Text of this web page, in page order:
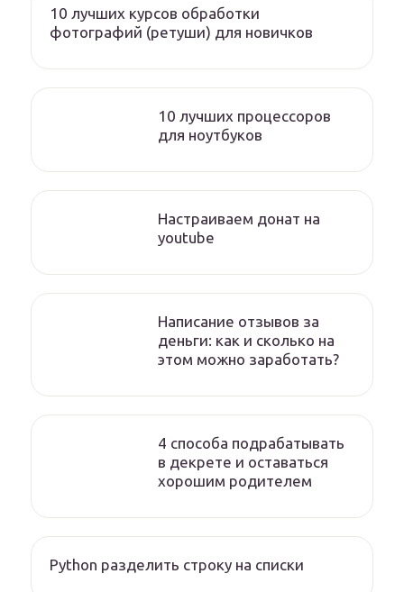
10 лучших курсов обработки
фотографий (ретуши) для новичков
10 лучших процессоров
для ноутбуков
Настраиваем донат на
youtube
Написание отзывов за
деньги: как и сколько на
этом можно заработать?
4 способа подрабатывать
в декрете и оставаться
хорошим родителем
Python разделить строку на списки